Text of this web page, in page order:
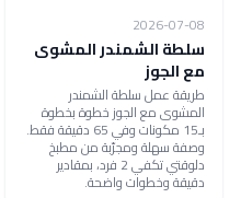
2026-07-08
سلطة الشمندر المشوى
مع الجوز
طريقة عمل سلطة الشمندر
المشوى مع الجوز خطوة بخطوة
بـ15 مكونات وفي 65 دقيقة فقط.
وصفة سهلة ومجرّبة من مطبخ
دلوقتي تكفي 2 فرد، بمقادير
دقيقة وخطوات واضحة.